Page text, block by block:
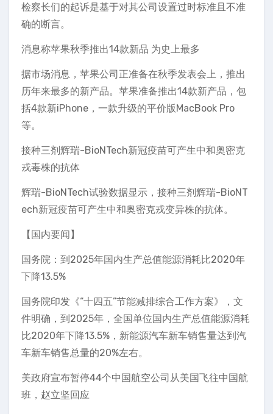
检察长们的起诉是基于对其公司设置过时标准且不准
确的断言。
消息称苹果秋季推出14款新品 为史上最多
据市场消息，苹果公司正准备在秋季发表会上，推出
历年来最多的新产品。苹果准备推出14款新产品，包
括4款新iPhone，一款升级的平价版MacBook Pro
等。
接种三剂辉瑞-BioNTech新冠疫苗可产生中和奥密克
戎毒株的抗体
辉瑞-BioNTech试验数据显示，接种三剂辉瑞-BioNT
ech新冠疫苗可产生中和奥密克戎变异株的抗体。
【国内要闻】
国务院：到2025年国内生产总值能源消耗比2020年
下降13.5%
国务院印发《“十四五”节能减排综合工作方案》，文
件明确，到2025年，全国单位国内生产总值能源消耗
比2020年下降13.5%，新能源汽车新车销售量达到汽
车新车销售总量的20%左右。
美政府宣布暂停44个中国航空公司从美国飞往中国航
班，赵立坚回应